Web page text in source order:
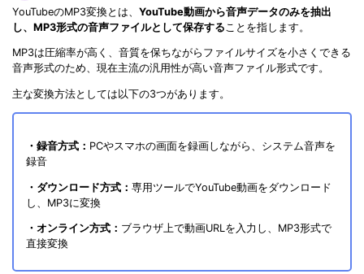
YouTubeのMP3変換とは、 YouTube動画から音声データのみを抽出
し、MP3形式の音声ファイルとして保存する ことを指します。
MP3は圧縮率が高く、音質を保ちながらファイルサイズを小さくできる
音声形式のため、現在主流の汎用性が高い音声ファイル形式です。
主な変換方法としては以下の3つがあります。
・録音方式： PCやスマホの画面を録画しながら、システム音声を
録音
・ダウンロード方式： 専用ツールでYouTube動画をダウンロード
し、MP3に変換
・オンライン方式： ブラウザ上で動画URLを入力し、MP3形式で
直接変換